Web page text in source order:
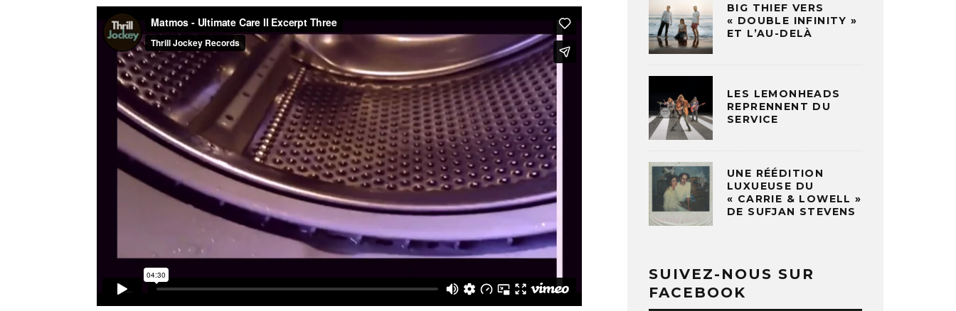
BIG THIEF VERS
« DOUBLE INFINITY »
ET L’AU-DELÀ
LES LEMONHEADS
REPRENNENT DU
SERVICE
UNE RÉÉDITION
LUXUEUSE DU
« CARRIE & LOWELL »
DE SUFJAN STEVENS
SUIVEZ-NOUS SUR
FACEBOOK